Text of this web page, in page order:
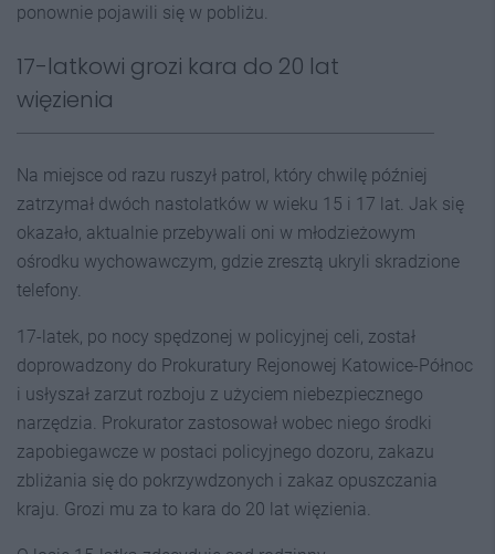
ponownie pojawili się w pobliżu.
17-latkowi grozi kara do 20 lat
więzienia
Na miejsce od razu ruszył patrol, który chwilę później
zatrzymał dwóch nastolatków w wieku 15 i 17 lat. Jak się
okazało, aktualnie przebywali oni w młodzieżowym
ośrodku wychowawczym, gdzie zresztą ukryli skradzione
telefony.
17-latek, po nocy spędzonej w policyjnej celi, został
doprowadzony do Prokuratury Rejonowej Katowice-Północ
i usłyszał zarzut rozboju z użyciem niebezpiecznego
narzędzia. Prokurator zastosował wobec niego środki
zapobiegawcze w postaci policyjnego dozoru, zakazu
zbliżania się do pokrzywdzonych i zakaz opuszczania
kraju. Grozi mu za to kara do 20 lat więzienia.